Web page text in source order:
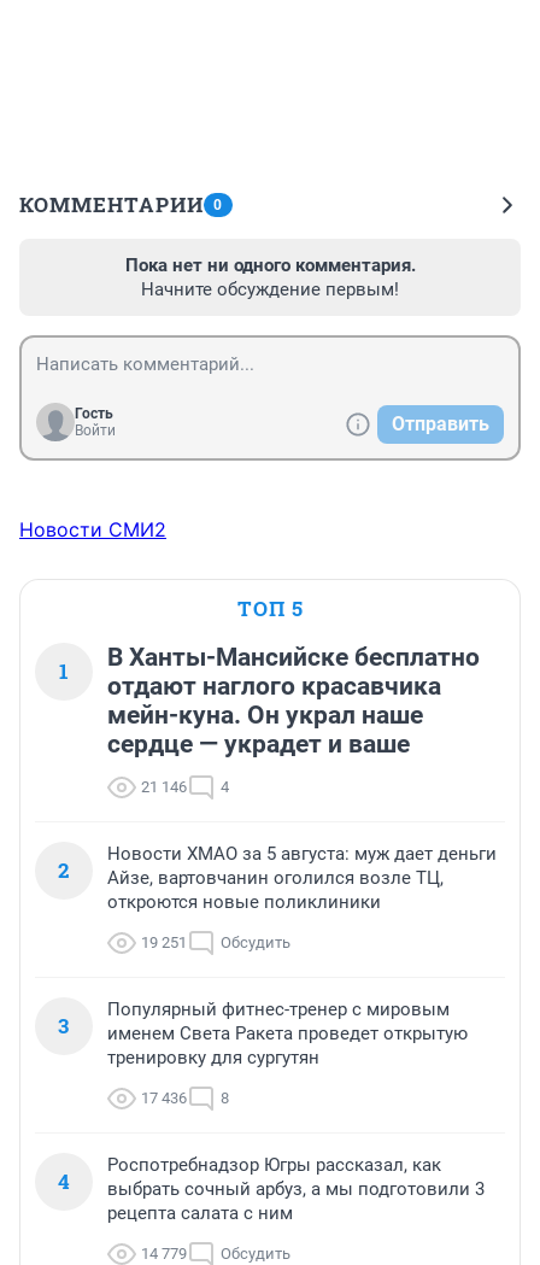
КОММЕНТАРИИ 0
Пока нет ни одного комментария.
Начните обсуждение первым!
Гость
Войти
Отправить
Новости СМИ2
ТОП 5
1
В Ханты-Мансийске бесплатно
отдают наглого красавчика
мейн-куна. Он украл наше
сердце — украдет и ваше
21 146 4
2
Новости ХМАО за 5 августа: муж дает деньги
Айзе, вартовчанин оголился возле ТЦ,
откроются новые поликлиники
19 251 Обсудить
3
Популярный фитнес-тренер с мировым
именем Света Ракета проведет открытую
тренировку для сургутян
17 436 8
4
Роспотребнадзор Югры рассказал, как
выбрать сочный арбуз, а мы подготовили 3
рецепта салата с ним
14 779 Обсудить